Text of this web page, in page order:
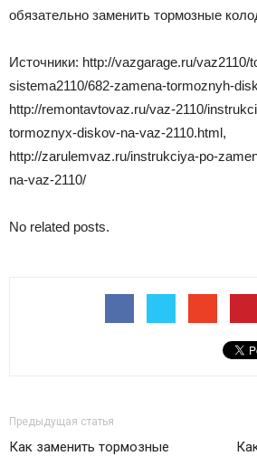
обязательно заменить тормозные
Источники: http://vazgarage.ru/vaz2110/
sistema2110/682-zamena-tormoznyh-
http://remontavtovaz.ru/vaz-2110/
tormoznyx-diskov-na-vaz-2110.html,
http://zarulemvaz.ru/instrukciya-po-
na-vaz-2110/
No related posts.
Предыдущая статья
Как заменить тормозные